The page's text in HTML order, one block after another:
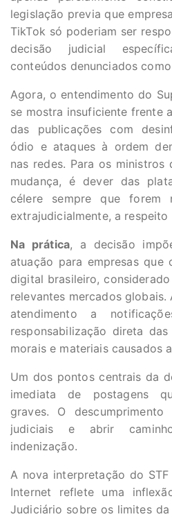
legislação previa que
TikTok só poderiam ser
decisão judicial
conteúdos denunciados
Agora, o entendimento do
se mostra insuficiente frente
das publicações com
ódio e ataques à ordem
nas redes. Para os
mudança, é dever das
célere sempre que forem
extrajudicialmente, a
Na prática, a decisão
atuação para empresas que
digital brasileiro,
relevantes mercados
atendimento a
responsabilização direta
morais e materiais causados
Um dos pontos centrais da
imediata de postagens
graves. O
judiciais e abrir
indenização.
A nova interpretação do
Internet reflete uma
Judiciário sobre os limites